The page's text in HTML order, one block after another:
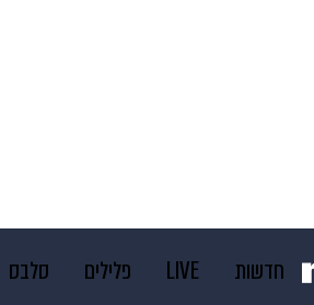
חדשות LIVE פלילים סלבס